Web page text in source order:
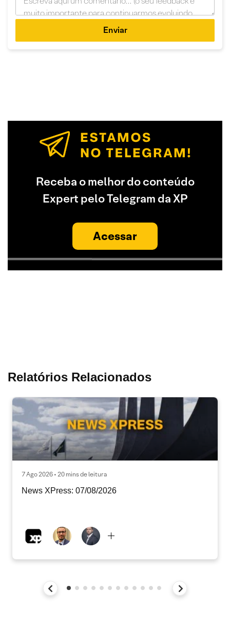
Enviar
Receba o melhor do conteúdo
Expert pelo Telegram da XP
Acessar
Relatórios Relacionados
7 Ago 2026 • 20 mins de leitura
News XPress: 07/08/2026